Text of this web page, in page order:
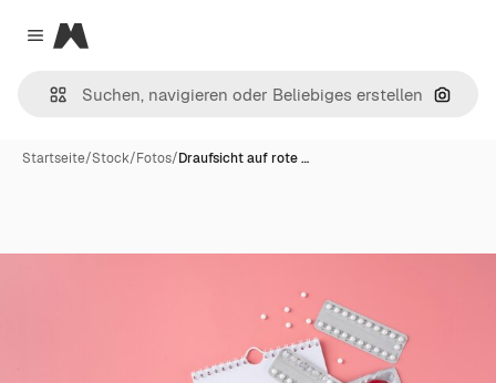
Close menu
Magnific
Nach
Startseite/Stock/Fotos/Draufsicht auf rote …